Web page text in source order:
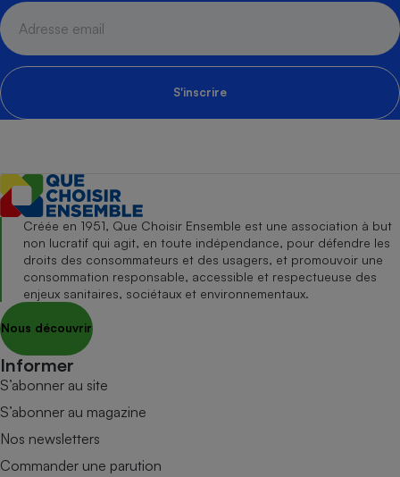
S'inscrire
Créée en 1951, Que Choisir Ensemble est une association à but
non lucratif qui agit, en toute indépendance, pour défendre les
droits des consommateurs et des usagers, et promouvoir une
consommation responsable, accessible et respectueuse des
enjeux sanitaires, sociétaux et environnementaux.
Nous découvrir
Informer
S’abonner au site
S’abonner au magazine
Nos newsletters
Commander une parution